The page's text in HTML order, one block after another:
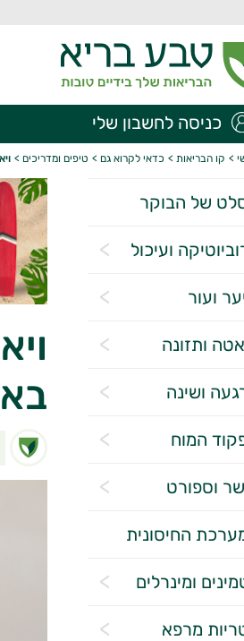
כניסה לחשבון שלי
> קו הבריאות > כדאי לקרוא גם > טיפים ומדריכים >
של הבוקר
ועיכול
ועור
ותזונה
ושינה
המוח
וספורט
החיסונית
ומינרלים
מרפא